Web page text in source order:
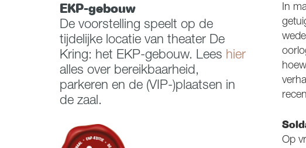
In
Op
EKP-gebouw
De voorstelling speelt op de
tijdelijke locatie van theater De
Kring: het EKP-gebouw. Lees hier
alles over bereikbaarheid,
parkeren en de (VIP-)plaatsen in
de zaal.